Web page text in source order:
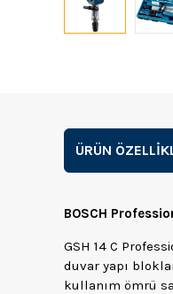
ÜRÜN
BOSCH
GSH 14 C
duvar yapı
kullanım ömrü